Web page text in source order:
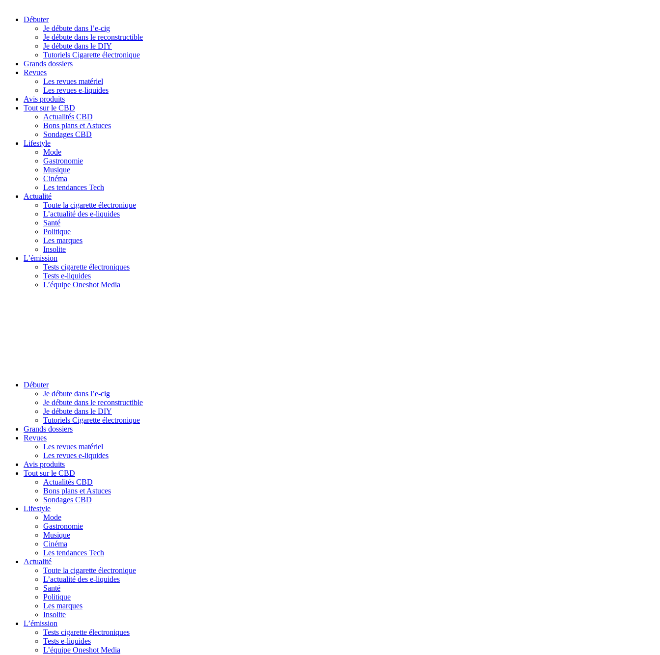
Débuter
Je débute dans l’e-cig
Je débute dans le reconstructible
Je débute dans le DIY
Tutoriels Cigarette électronique
Grands dossiers
Revues
Les revues matériel
Les revues e-liquides
Avis produits
Tout sur le CBD
Actualités CBD
Bons plans et Astuces
Sondages CBD
Lifestyle
Mode
Gastronomie
Musique
Cinéma
Les tendances Tech
Actualité
Toute la cigarette électronique
L’actualité des e-liquides
Santé
Politique
Les marques
Insolite
L’émission
Tests cigarette électroniques
Tests e-liquides
L’équipe Oneshot Media
Débuter
Je débute dans l’e-cig
Je débute dans le reconstructible
Je débute dans le DIY
Tutoriels Cigarette électronique
Grands dossiers
Revues
Les revues matériel
Les revues e-liquides
Avis produits
Tout sur le CBD
Actualités CBD
Bons plans et Astuces
Sondages CBD
Lifestyle
Mode
Gastronomie
Musique
Cinéma
Les tendances Tech
Actualité
Toute la cigarette électronique
L’actualité des e-liquides
Santé
Politique
Les marques
Insolite
L’émission
Tests cigarette électroniques
Tests e-liquides
L’équipe Oneshot Media